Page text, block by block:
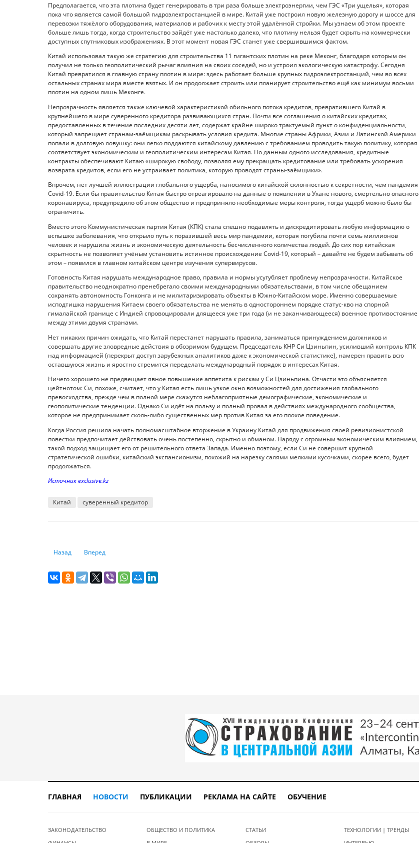
Предполагается, что эта плотина будет генерировать в три раза больше электроэнергии, чем ГЭС «Три ущелья», которая
пока что является самой большой гидроэлектростанцией в мире. Китай уже построил новую железную дорогу и шоссе для
перевозки тяжёлого оборудования, материалов и рабочих к месту этой удалённой стройки. Мы узнаем об этом проекте
больше лишь тогда, когда строительство зайдёт уже настолько далеко, что плотину нельзя будет скрыть на коммерчески
доступных спутниковых изображениях. В этот момент новая ГЭС станет уже свершившимся фактом.
Китай использовал такую же стратегию для строительства 11 гигантских плотин на реке Меконг, благодаря которым он
получил не только геополитический рычаг влияния на своих соседей, но и устроил экологическую катастрофу. Сегодня
Китай превратился в главную страну плотин в мире: здесь работает больше крупных гидроэлектростанций, чем во всех
остальных странах мира вместе взятых. И он продолжает строить или планирует строительство ещё как минимум восьми
плотин на одном лишь Меконге.
Непрозрачность является также ключевой характеристикой обильного потока кредитов, превратившего Китай в
крупнейшего в мире суверенного кредитора развивающихся стран. Почти все соглашения о китайских кредитах,
предоставленных в течение последних десяти лет, содержат крайне широко трактуемый пункт о конфиденциальности,
который запрещает странам-заёмщикам раскрывать условия кредита. Многие страны Африки, Азии и Латинской Америки
попали в долговую ловушку: они легко поддаются китайскому давлению с требованием проводить такую политику, которая
соответствует экономическим и геополитическим интересам Китая. По данным одного исследования, кредитные
контракты обеспечивают Китаю «широкую свободу, позволяя ему прекращать кредитование или требовать ускорения
возврата кредитов, если его не устраивает политика, которую проводят страны-заёмщики».
Впрочем, нет лучшей иллюстрации глобального ущерба, наносимого китайской склонностью к секретности, чем пандемия
Covid-19. Если бы правительство Китая быстро отреагировало на данные о появлении в Ухане нового, смертельно опасного
коронавируса, предупредило об этом общество и предприняло необходимые меры контроля, тогда ущерб можно было бы
ограничить.
Вместо этого Коммунистическая партия Китая (КПК) стала спешно подавлять и дискредитировать любую информацию о
вспышке заболевания, что открыло путь к поразившей весь мир пандемии, которая погубила почти семь миллионов
человек и нарушила жизнь и экономическую деятельность бесчисленного количества людей. До сих пор китайская
скрытность не позволяет учёным установить истинное происхождение Covid-19, который – давайте не будем забывать об
этом – появился в главном китайском центре изучения супервирусов.
Готовность Китая нарушать международное право, правила и нормы усугубляет проблему непрозрачности. Китайское
правительство неоднократно пренебрегало своими международными обязательствами, в том числе обещанием
сохранять автономность Гонконга и не милитаризировать объекты в Южно-Китайском море. Именно совершаемые
исподтишка нарушения Китаем своего обязательства не менять в одностороннем порядке статус-кво на спорной
гималайской границе с Индией спровоцировали длящееся уже три года (и не заканчивающееся) военное противостояние
между этими двумя странами.
Нет никаких причин ожидать, что Китай перестанет нарушать правила, заниматься принуждением должников и
совершать другие зловредные действия в обозримом будущем. Председатель КНР Си Цзиньпин, усиливший контроль КПК
над информацией (перекрыт доступ зарубежных аналитиков даже к экономической статистике), намерен править всю
оставшуюся жизнь и яростно стремится переделать международный порядок в интересах Китая.
Ничего хорошего не предвещает явное повышение аппетита к рискам у Си Цзиньпина. Отчасти это объясняется
цейтнотом: Си, похоже, считает, что у Китая есть лишь узкое окно возможностей для достижения глобального
превосходства, прежде чем в полной мере скажутся неблагоприятные демографические, экономические и
геополитические тенденции. Однако Си идёт на пользу и полный провал в действиях международного сообщества,
которое не предпринимает сколь-либо существенных мер против Китая за его плохое поведение.
Когда Россия решила начать полномасштабное вторжение в Украину Китай для продвижения своей ревизионистской
повестки предпочитает действовать очень постепенно, скрытно и обманом. Наряду с огромным экономическим влиянием,
такой подход защищает его от решительного ответа Запада. Именно поэтому, если Си не совершит крупной
стратегической ошибки, китайский экспансионизм, похожий на нарезку салями мелкими кусочками, скорее всего, будет
продолжаться.
Источник exclusive.kz
Китай суверенный кредитор
Предыдущий: Почему в Европе популярен налог на непредвиденную прибыль, рассказали аналитики
Назад Следующий: Товарооборот Казахстана со странами ЕАЭС вырос на 4,1%
Вперед
ГЛАВНАЯ НОВОСТИ ПУБЛИКАЦИИ РЕКЛАМА НА САЙТЕ ОБУЧЕНИЕ
ЗАКОНОДАТЕЛЬСТВО
ОБЩЕСТВО И ПОЛИТИКА
СТАТЬИ
ТЕХНОЛОГИИ | ТРЕНДЫ